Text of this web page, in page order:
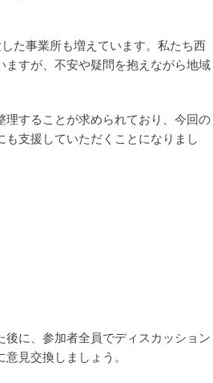
た事業所も増えています。私たち西
すが、不安や疑問を抱えながら地域
することが求められており、今回の
支援していただくことになりまし
に、参加者全員でディスカッション
見交換しましょう。